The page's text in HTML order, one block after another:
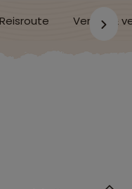
Reisroute Verblijf &